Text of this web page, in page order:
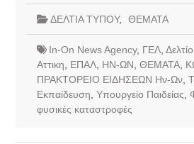
ΔΕΛΤΙΑ ΤΥΠΟΥ, ΘΕΜΑΤΑ
In-On News Agency, ΓΕΛ,
Αττικη
ΕΠΑΛ, ΗΝ-ΩΝ ΘΕΜΑΤΑ,
ΠΡΑΚΤΟΡΕΙΟ ΕΙΔΗΣΕΩΝ Ην-Ων,
Εκπαίδευση Υπουργείο Παιδείας
φυσικές καταστροφές